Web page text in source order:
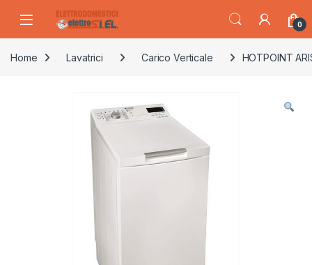
0
Home Lavatrici Carico Verticale HOTPOINT